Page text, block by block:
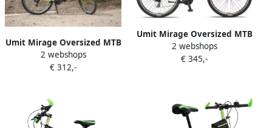
Umit Mirage Oversized MTB
29 Inch 50 cm Unisex 21V V
Brakes Lime Zwart
2 webshops
€ 312,-
Umit Mirage Oversized MTB
27.5 Inch 50 cm Unisex 21V
V Brakes Lime Zwart
2 webshops
€ 345,-